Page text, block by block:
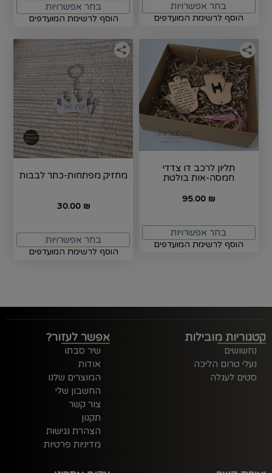
בחר אפשרויות
הוסף לרשימת המועדפים
בחר אפשרויות
הוסף לרשימת המועדפים
תליון לרכב דו צדדי
חמסה-אות בולטת
95.00 ₪
בחר אפשרויות
הוסף לרשימת המועדפים
מחזיק מפתחות-כתר לבבות
30.00 ₪
בחר אפשרויות
הוסף לרשימת המועדפים
אפשר לעזור?
שיר סבתו
אודות
המוצרים שלנו
החשבון שלי
צור קשר
תקנון
הצהרת נגישות
מדיניות פרטיות
קטגוריות מובילות
נחשושים
נעלי טרום הליכה
סטים לעגלה